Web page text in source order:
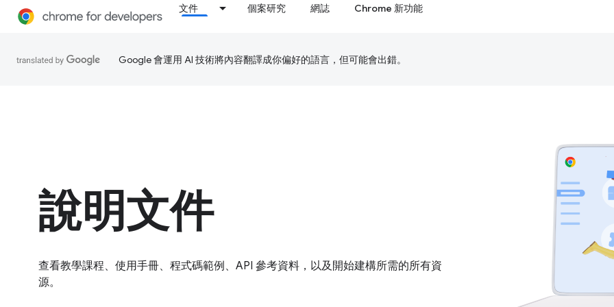
文件 個案研究 網誌 Chrome 新功能
Google 會運用 AI 技術將內容翻譯成你偏好的語言，但可能會出錯。
說明文件
查看教學課程、使用手冊、程式碼範例、API 參考資料，以及開始建構所需的所有資
源。